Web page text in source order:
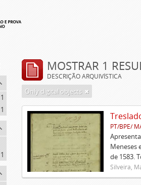
1
1
1
MOSTRAR 1
DESCRIÇÃO ARQUIVÍSTICA
Only digital objects
PT/BPE/
Meneses
de 1583.
Silveira,